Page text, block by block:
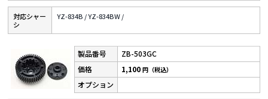
対応シャー
シ
YZ-834B /YZ-834BW /
ZB-503GC
1,100円（税込）